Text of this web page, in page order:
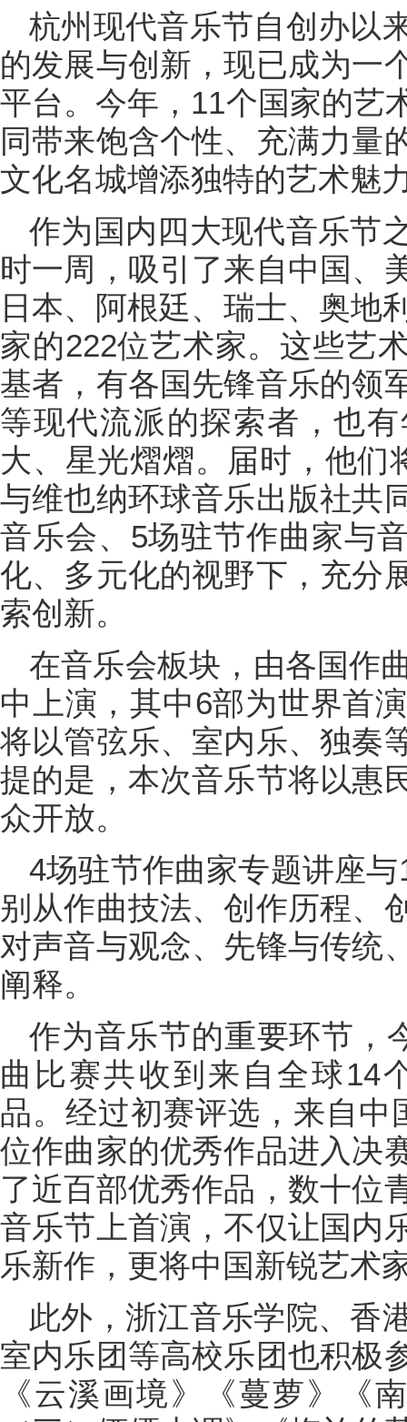
杭州现代音乐节自创办以
的发展与创新，现已成为一
平台。今年，11个国家的艺
同带来饱含个性、充满力量
文化名城增添独特的艺术魅
作为国内四大现代音乐节
时一周，吸引了来自中国、
日本、阿根廷、瑞士、奥地
家的222位艺术家。这些艺
基者，有各国先锋音乐的领
等现代流派的探索者，也
大、星光熠熠。届时，他们
与维也纳环球音乐出版社共
音乐会、5场驻节作曲家与
化、多元化的视野下，充分
索创新。
在音乐会板块，由各国作
中上演，其中6部为世界首
将以管弦乐、室内乐、独奏
提的是，本次音乐节将以惠
众开放。
4场驻节作曲家专题讲座
别从作曲技法、创作历程、
对声音与观念、先锋与传统
阐释。
作为音乐节的重要环节，
曲比赛共收到来自全球14
品。经过初赛评选，来自
位作曲家的优秀作品进入决
了近百部优秀作品，数十位
音乐节上首演，不仅让国内
乐新作，更将中国新锐艺术
此外，浙江音乐学院、香
室内乐团等高校乐团也积极
《云溪画境》《蔓萝》《